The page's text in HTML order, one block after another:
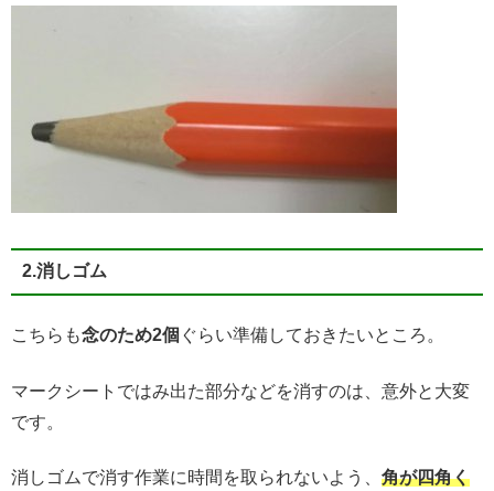
2.消しゴム
こちらも念のため2個 ぐらい準備しておきたいところ。
マークシートではみ出た部分などを消すのは、意外と大変
です。
消しゴムで消す作業に時間を取られないよう、 角が四角く